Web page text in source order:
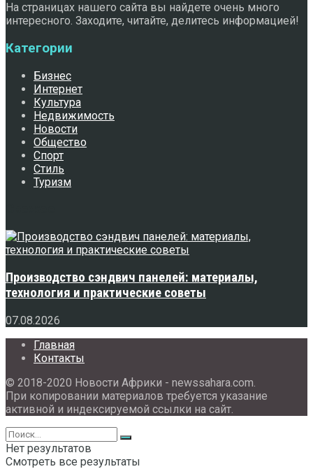
На страницах нашего сайта вы найдете очень много
интересного. Заходите, читайте, делитесь информацией!
Категории
Бизнес
Интернет
Культура
Недвижимость
Новости
Общество
Спорт
Стиль
Туризм
Производство сэндвич панелей: материалы,
технология и практические советы
07.08.2026
Главная
Контакты
© 2018-2020 Новости Африки - newssahara.com.
При копировании материалов требуется указание
активной и индексируемой ссылки на сайт.
Нет результатов
Смотреть все результаты